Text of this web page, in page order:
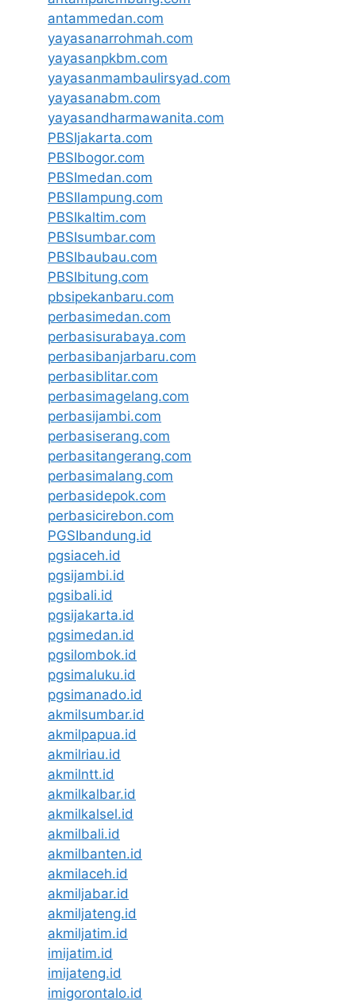
antammedan.com
yayasanarrohmah.com
yayasanpkbm.com
yayasanmambaulirsyad.com
yayasanabm.com
yayasandharmawanita.com
PBSIjakarta.com
PBSIbogor.com
PBSImedan.com
PBSIlampung.com
PBSIkaltim.com
PBSIsumbar.com
PBSIbaubau.com
PBSIbitung.com
pbsipekanbaru.com
perbasimedan.com
perbasisurabaya.com
perbasibanjarbaru.com
perbasiblitar.com
perbasimagelang.com
perbasijambi.com
perbasiserang.com
perbasitangerang.com
perbasimalang.com
perbasidepok.com
perbasicirebon.com
PGSIbandung.id
pgsiaceh.id
pgsijambi.id
pgsibali.id
pgsijakarta.id
pgsimedan.id
pgsilombok.id
pgsimaluku.id
pgsimanado.id
akmilsumbar.id
akmilpapua.id
akmilriau.id
akmilntt.id
akmilkalbar.id
akmilkalsel.id
akmilbali.id
akmilbanten.id
akmilaceh.id
akmiljabar.id
akmiljateng.id
akmiljatim.id
imijatim.id
imijateng.id
imigorontalo.id